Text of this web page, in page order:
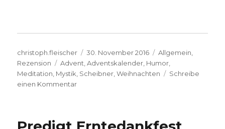
Autor
christoph.fleischer
Veröffentlicht
am
30. November 2016 Kategorien
Allgemein
Rezension
Schlagwörter
Advent ,Adventskalender Humor
Meditation Mystik Scheibner ,Weihnachten
Schreibe
einen Kommentarzu
alternative